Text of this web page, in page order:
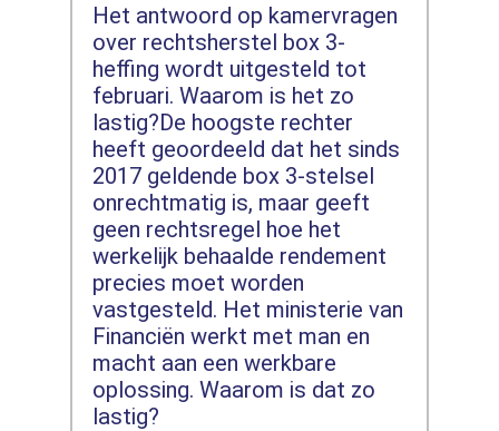
Het antwoord op kamervragen
over rechtsherstel box 3-
heffing wordt uitgesteld tot
februari. Waarom is het zo
lastig?De hoogste rechter
heeft geoordeeld dat het sinds
2017 geldende box 3-stelsel
onrechtmatig is, maar geeft
geen rechtsregel hoe het
werkelijk behaalde rendement
precies moet worden
vastgesteld. Het ministerie van
Financiën werkt met man en
macht aan een werkbare
oplossing. Waarom is dat zo
lastig?